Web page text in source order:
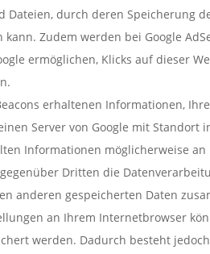
Dateien, durch deren Speicherung
Zudem werden bei Google
ermöglichen, Klicks auf dieser
erhaltenen Informationen,
Server von Google mit
Informationen möglicherweise
Dritten die
anderen gespeicherten Daten
an Ihrem Internetbrowser
werden. Dadurch besteht